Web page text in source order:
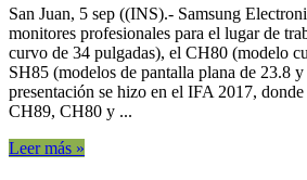
San Juan, 5 sep ((INS).- Samsung
monitores profesionales para el lugar de
curvo de 34 pulgadas), el CH80 (modelo
SH85 (modelos de pantalla plana de 23.8
presentación se hizo en el IFA 2017,
CH89, CH80 y ...
Leer más »